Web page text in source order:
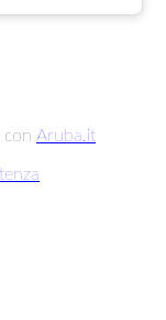
Aruba.it